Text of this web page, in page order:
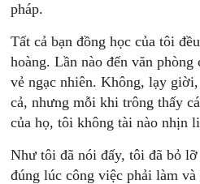
pháp.
Tất cả bạn đồng học của tôi
hoàng. Lần nào đến văn
vẻ ngạc nhiên. Không, lạy
cả, nhưng mỗi khi trông thấy
của họ, tôi không tài nào nhịn
Như tôi đã nói đấy, tôi đã bỏ
đúng lúc công việc phải làm